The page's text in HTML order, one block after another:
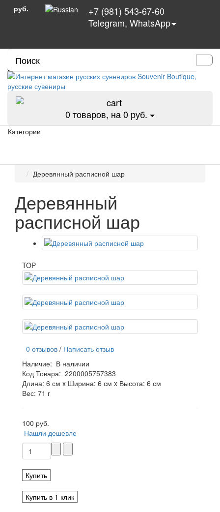
руб.
+7 (981) 543-67-60
Telegram, WhatsApp
0товаров, на 0 руб.
Категории
Деревянный расписной шар
Деревянный
расписной шар
TOP
0 отзывов / Написать отзыв
Наличие: В наличии
Код Товара: 2200005757383
Длина: 6 см x Ширина: 6 см x Высота: 6 см
Вес: 71 г
100 руб.
Нашли дешевле
Купить
Купить в 1 клик